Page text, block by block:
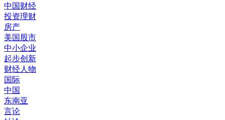
中国财经
投资理财
房产
美国股市
中小企业
起步创新
财经人物
国际
中国
东南亚
言论